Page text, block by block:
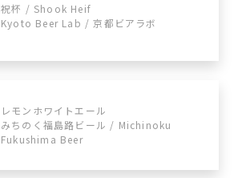
祝杯 / Shook Heif​
Kyoto Beer Lab / 京都ビアラボ
レモンホワイトエール
みちのく福島路ビール / Michinoku
Fukushima Beer